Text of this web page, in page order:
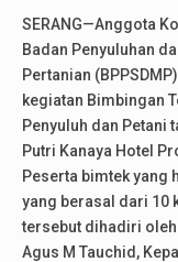
SERANG—Anggota
Badan Penyuluhan
Pertanian
kegiatan Bimbingan
Penyuluh dan Petani
Putri Kanaya Hotel
Peserta bimtek yang
yang berasal dari 10
tersebut dihadiri oleh
Agus M Tauchid,